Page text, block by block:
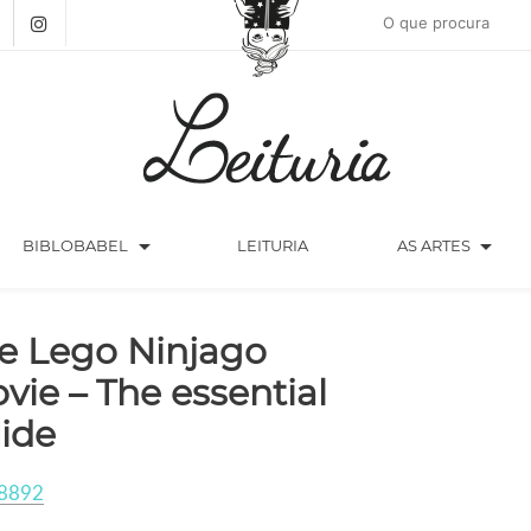
BIBLOBABEL arrow_drop_down LEITURIA AS ARTES arrow_drop_down
Lego Ninjago
– The essential